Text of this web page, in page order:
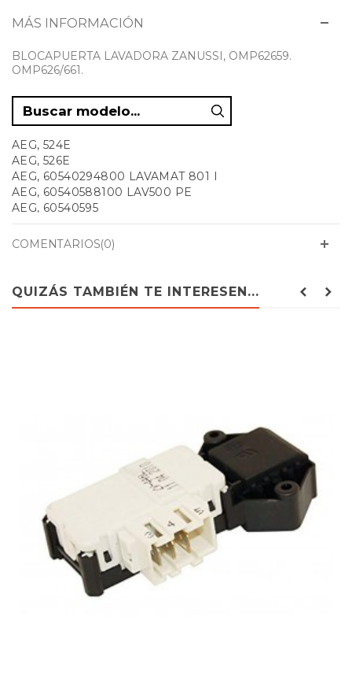
MÁS INFORMACIÓN
BLOCAPUERTA LAVADORA ZANUSSI, OMP62659.
OMP626/661.
AEG, 524E
AEG, 526E
AEG, 60540294800 LAVAMAT 801 I
AEG, 60540588100 LAV500 PE
AEG, 60540595
AEG, 60540648500 LAVAREX S
AEG, 60541828100 LAV500
AEG, 60541848100 LAV501
AEG, 60542095600 NOVAMAT 421
AEG, 60542095700 NOVAMAT 431W
AEG, LAVAREX S
AEG, NOVAMAT 230
AEG, NOVAMAT 410
AEG, NOVAMAT 420
AEG, NOVAMAT 421
AEG, NOVAMAT 430
AEG, NOVAMAT 440
AEG, NOVAMAT 450
AEG, NOVAMAT 554 E
COMENTARIOS(0)
QUIZÁS TAMBIÉN TE INTERESEN...